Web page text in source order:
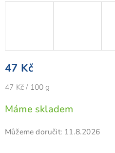
47 Kč
Měrná
47 Kč / 100 g
Máme skladem
Můžeme doručit: 11.8.2026